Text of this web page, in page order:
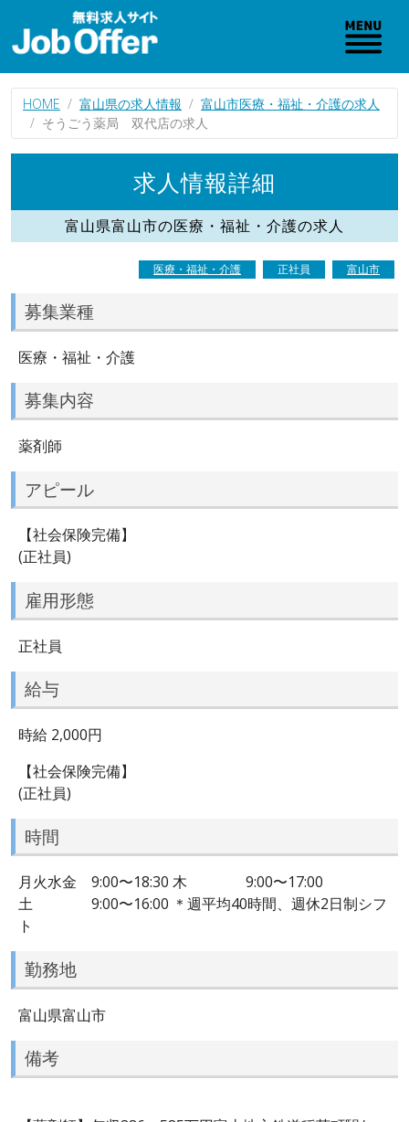
HOME 富山県の求人情報
富山市医療・福祉・介護の求人
そうごう薬局 双代店の求人
求人情報詳細
富山県富山市の医療・福祉・介護の求人
医療・福祉・介護 正社員 富山市
募集業種
医療・福祉・介護
募集内容
薬剤師
アピール
【社会保険完備】
(正社員)
雇用形態
正社員
給与
時給 2,000円
【社会保険完備】
(正社員)
時間
月火水金 9:00〜18:30 木 9:00〜17:00
土 9:00〜16:00 ＊週平均40時間、週休2日制シフ
ト
勤務地
富山県富山市
備考